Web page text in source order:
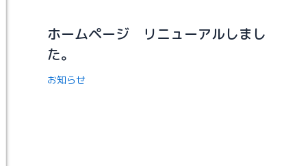
ホームページ リニューアルしまし
た。
お知らせ